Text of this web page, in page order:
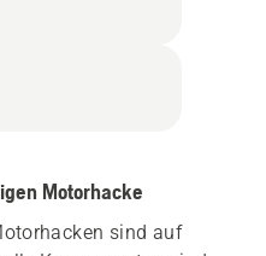
Motorhacke
sind auf